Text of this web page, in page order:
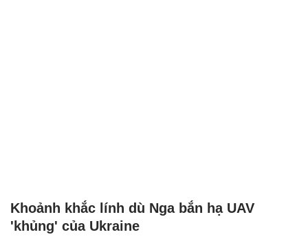
Khoảnh khắc lính dù Nga bắn hạ UAV
'khủng' của Ukraine